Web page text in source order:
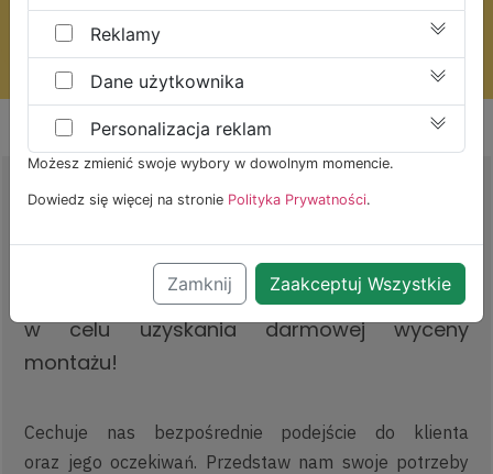
UZYSKAJ DARMOWĄ WYCENĘ
Uzyskaj darmową wycenę
Zapraszamy do kontaktu z naszą firmą
w celu uzyskania darmowej wyceny
montażu!
Cechuje nas bezpośrednie podejście do klienta
oraz jego oczekiwań. Przedstaw nam swoje potrzeby
Reklamy
Dane użytkownika
Personalizacja reklam
Możesz zmienić swoje wybory w dowolnym momencie.
Dowiedz się więcej na stronie Polityka Prywatności.
Zamknij Zaakceptuj Wszystkie